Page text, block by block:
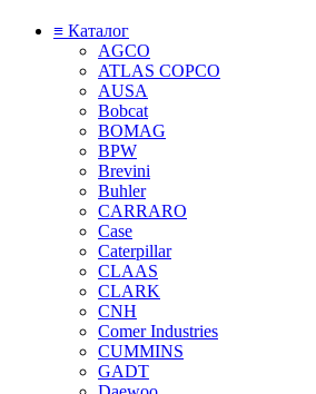
≡ Каталог
AGCO
ATLAS COPCO
AUSA
Bobcat
BOMAG
BPW
Brevini
Buhler
CARRARO
Case
Caterpillar
CLAAS
CLARK
CNH
Comer Industries
CUMMINS
GADT